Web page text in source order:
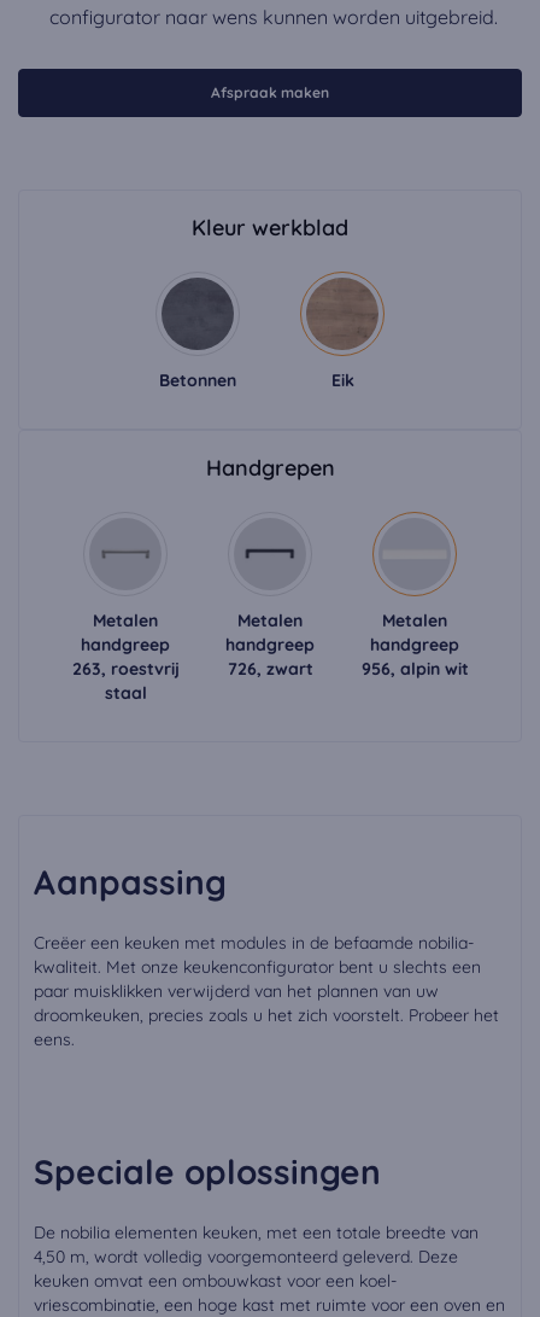
configurator naar wens kunnen worden uitgebreid.
Afspraak maken
Kleur werkblad
Betonnen Eik
Handgrepen
Metalen
handgreep
263, roestvrij
staal
Metalen
handgreep
726, zwart
Metalen
handgreep
956, alpin wit
Aanpassing
Creëer een keuken met modules in de befaamde nobilia-
kwaliteit. Met onze keukenconfigurator bent u slechts een
paar muisklikken verwijderd van het plannen van uw
droomkeuken, precies zoals u het zich voorstelt. Probeer het
eens.
Speciale oplossingen
De nobilia elementen keuken, met een totale breedte van
4,50 m, wordt volledig voorgemonteerd geleverd. Deze
keuken omvat een ombouwkast voor een koel-
vriescombinatie, een hoge kast met ruimte voor een oven en